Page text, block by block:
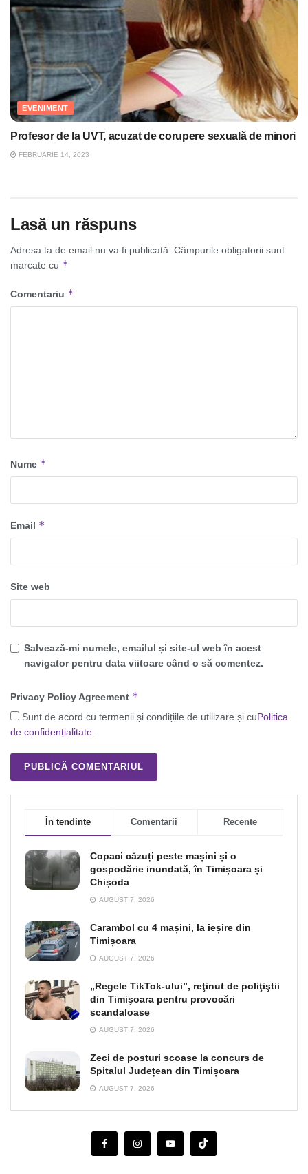
EVENIMENT
Profesor de la UVT, acuzat de corupere sexuală de minori
FEBRUARIE 14, 2023
Lasă un răspuns
Adresa ta de email nu va fi publicată. Câmpurile obligatorii sunt
marcate cu *
Comentariu *
Nume *
Email *
Site web
Salvează-mi numele, emailul și site-ul web în acest
navigator pentru data viitoare când o să comentez.
Privacy Policy Agreement *
Sunt de acord cu termenii și condițiile de utilizare și cuPolitica
de confidențialitate.
În tendințe Comentarii Recente
Copaci căzuți peste mașini și o
gospodărie inundată, în Timișoara și
Chișoda
AUGUST 7, 2026
Carambol cu 4 mașini, la ieșire din
Timișoara
AUGUST 7, 2026
„Regele TikTok-ului”, reţinut de poliţiştii
din Timişoara pentru provocări
scandaloase
AUGUST 7, 2026
Zeci de posturi scoase la concurs de
Spitalul Județean din Timișoara
AUGUST 7, 2026